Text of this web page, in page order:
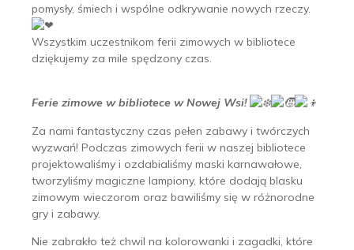
pomysły, śmiech i wspólne odkrywanie nowych rzeczy.
Wszystkim uczestnikom ferii zimowych w bibliotece
dziękujemy za mile spędzony czas.
Ferie zimowe w bibliotece w Nowej Wsi!
Za nami fantastyczny czas pełen zabawy i twórczych
wyzwań! Podczas zimowych ferii w naszej bibliotece
projektowaliśmy i ozdabialiśmy maski karnawałowe,
tworzyliśmy magiczne lampiony, które dodają blasku
zimowym wieczorom oraz bawiliśmy się w różnorodne
gry i zabawy.
Nie zabrakło też chwil na kolorowanki i zagadki, które